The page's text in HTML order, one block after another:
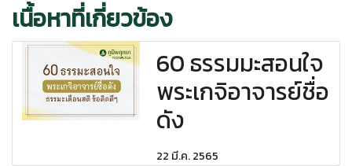
เนื้อหาที่เกี่ยวข้อง
60 ธรรมมะสอนใจ
พระเกจิอาจารย์ชื่อ
ดัง
22 มี.ค. 2565